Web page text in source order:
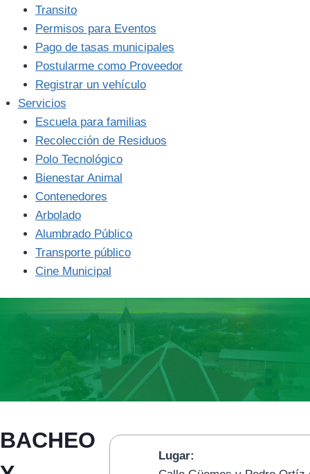
Transito
Permisos para Eventos
Pago de tasas municipales
Postularme como Proveedor
Registrar un vehículo
Servicios
Escuela para familias
Recolección de Residuos
Polo Tecnológico
Bienestar Animal
Contenedores
Arbolado
Alumbrado Público
Transporte público
Cine Municipal
BACHEO
Lugar: